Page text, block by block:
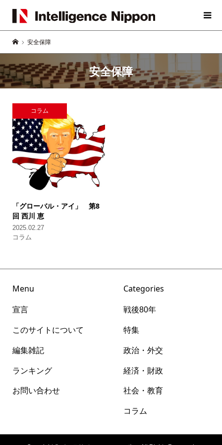
安全保障
安全保障
コラム
「グローバル・アイ」
第8
回 西川 恵
2025.02.27
コラム
Menu
宣言
このサイトについて
編集雑記
ランキング
お問い合わせ
Categories
戦後80年
特集
政治・外交
経済・財政
社会・教育
コラム